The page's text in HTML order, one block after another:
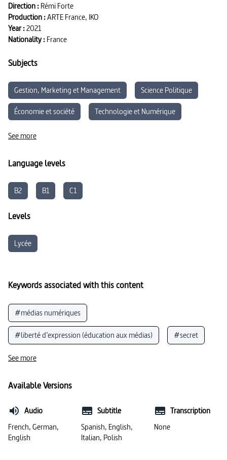
Direction :Rémi Forte
Production :ARTE France, IKO
Year :2021
Nationality :France
Subjects
Gestion, Marketing et Management
Science Politique
Économie et société
Technologie et Numérique
Économie
See more
Language levels
B2 B1 C1
Levels
Lycée
Keywords associated with this content
#médias numériques
#liberté d’expression (éducation aux médias) #secret
#algorithmes
#cryptage des données
#politique économique #anonymat #logiciel
See more
Available Versions
Audio
French, German,
English
Subtitle
Spanish, English,
Italian, Polish
Transcription
None